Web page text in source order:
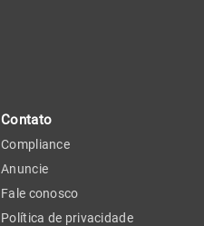
Contato
Compliance
Anuncie
Fale conosco
Política de privacidade